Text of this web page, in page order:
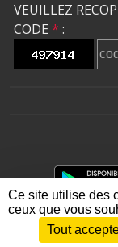
VEUILLEZ
CODE * :
Envie de participer
Ce site utilise des
ceux que vous
Tout